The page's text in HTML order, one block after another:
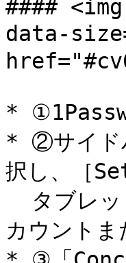
####
data-
*
* ②サイド
択し、［
カウント